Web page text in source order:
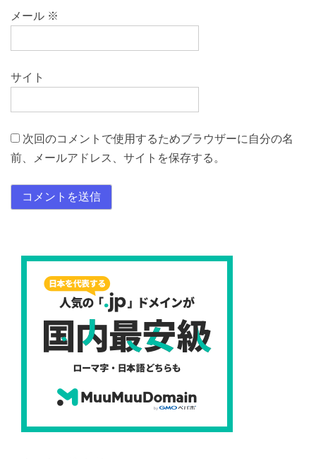
メール ※
サイト
次回のコメントで使用するためブラウザーに自分の名
前、メールアドレス、サイトを保存する。